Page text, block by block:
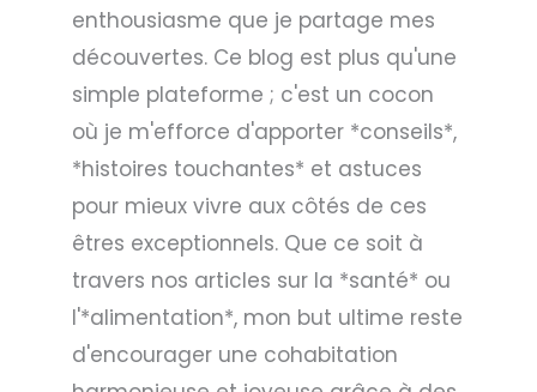
enthousiasme que je partage mes
découvertes. Ce blog est plus qu'une
simple plateforme ; c'est un cocon
où je m'efforce d'apporter *conseils*,
*histoires touchantes* et astuces
pour mieux vivre aux côtés de ces
êtres exceptionnels. Que ce soit à
travers nos articles sur la *santé* ou
l'*alimentation*, mon but ultime reste
d'encourager une cohabitation